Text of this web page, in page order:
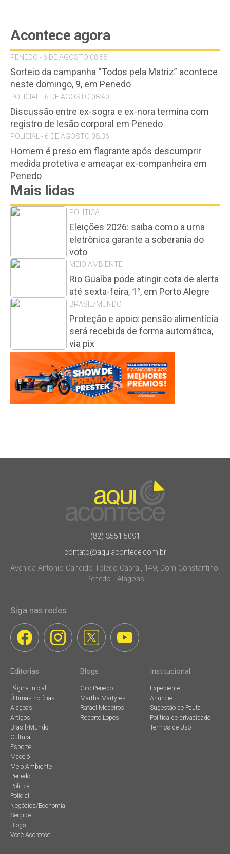
Acontece agora
PENEDO - 6 DE AGOSTO 08:55
Sorteio da campanha “Todos pela Matriz” acontece
neste domingo, 9, em Penedo
POLICIAL - 6 DE AGOSTO 08:40
Discussão entre ex-sogra e ex-nora termina com
registro de lesão corporal em Penedo
POLICIAL - 6 DE AGOSTO 08:36
Homem é preso em flagrante após descumprir
medida protetiva e ameaçar ex-companheira em
Penedo
Mais lidas
POLÍTICA
Eleições 2026: saiba como a urna
eletrônica garante a soberania do
voto
MEIO AMBIENTE
Rio Guaíba pode atingir cota de alerta
até sexta-feira, 1°, em Porto Alegre
BRASIL/MUNDO
Proteção e apoio: pensão alimentícia
será recebida de forma automática,
via pix
(82) 3551.5091
contato@aquiacontece.com.br
Avenida Antonio Candido Toledo Cabral, 149, Dom Constantino.
Penedo - Alagoas
Siga nas redes
Editorias
Página inicial
Últimas notícias
Alagoas
Artigos
Brasil/Mundo
Cultura
Esporte
Maceió
Meio Ambiente
Penedo
Política
Policial
Negócios/Economia
Sergipe
Blogs
Você Acontece
Blogs
Giro Penedo
Martha Martyres
Rafael Medeiros
Roberto Lopes
Institucional
Expediente
Anuncie
Sugestão de Pauta
Política de privacidade
Termos de Uso